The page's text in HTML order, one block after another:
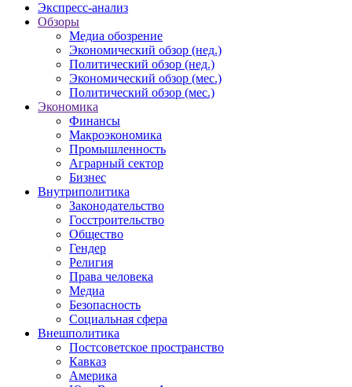
Экспресс-анализ
Обзоры
Медиа обозрение
Экономический обзор (нед.)
Политический обзор (нед.)
Экономический обзор (мес.)
Политический обзор (мес.)
Экономика
Финансы
Макроэкономика
Промышленность
Аграрный сектор
Бизнес
Внутриполитика
Законодательство
Госстроительство
Общество
Гендер
Религия
Права человека
Медиа
Безопасность
Социальная сфера
Внешполитика
Постсоветское пространство
Кавказ
Америка